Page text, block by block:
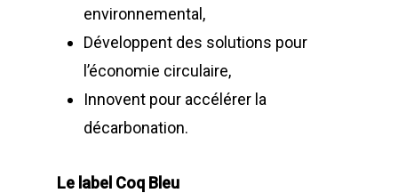
environnemental,
Développent des solutions pour
l’économie circulaire,
Innovent pour accélérer la
décarbonation.
Le label Coq Bleu